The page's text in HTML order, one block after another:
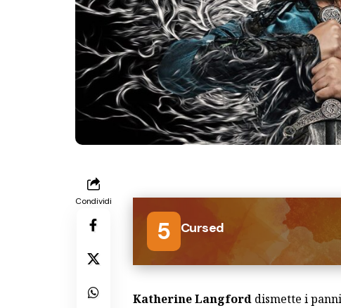
Condividi
5 Cursed
Katherine Langforddismette i